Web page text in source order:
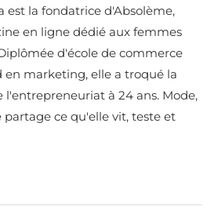
est la fondatrice d'Absolème,
en ligne dédié aux femmes
d'école de commerce
en marketing, elle a troqué la
l'entrepreneuriat à 24 ans. Mode,
partage ce qu'elle vit, teste et